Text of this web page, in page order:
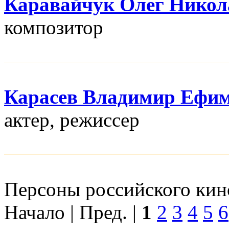
Каравайчук Олег
композитор
Карасев Владимир
актер, режисcер
Персоны российского
Начало | Пред. | 1 2 3 4 5 6